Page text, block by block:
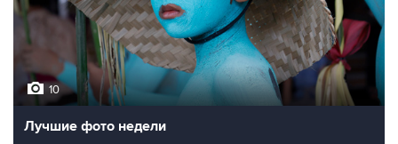
10
Лучшие фото недели